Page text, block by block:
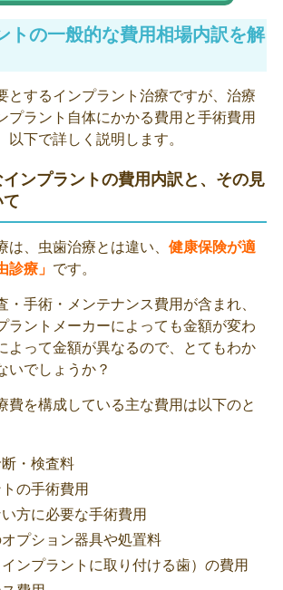
トの一般的な費用相場内訳を解
とするインプラント治療ですが、治療
プラント自体にかかる費用と手術費用
以下で詳しく説明します。
ンプラントの費用内訳と、その見
は、虫歯治療とは違い、 健康保険が適
診療」 です。
・手術・メンテナンス費用が含まれ、
ラントメーカーによっても金額が変わ
よって金額が異なるので、とてもわか
いでしょうか？
費を構成している主な費用は以下のと
・検査料
の手術費用
方に必要な手術費用
プション器具や処置料
インプラントに取り付ける歯）の費用